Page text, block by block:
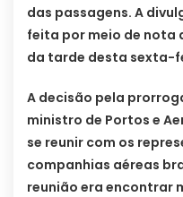
das passagens. A
feita por meio de nota
da tarde desta sexta-
A decisão pela
ministro de Portos e
se reunir com os
companhias aéreas
reunião era encontrar